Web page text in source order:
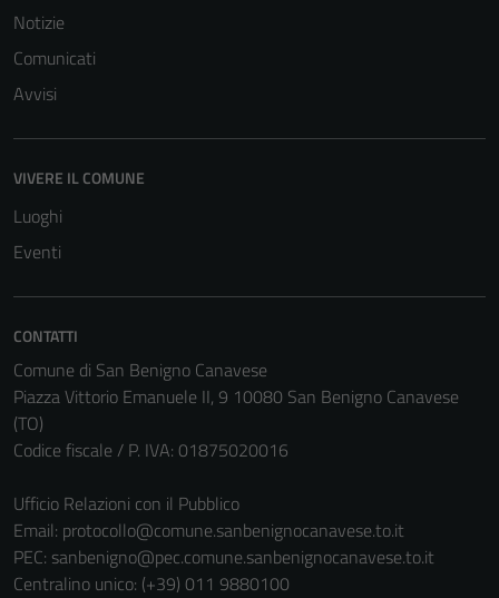
Notizie
Comunicati
Avvisi
VIVERE IL COMUNE
Luoghi
Eventi
CONTATTI
Comune di San Benigno Canavese
Piazza Vittorio Emanuele II, 9 10080 San Benigno Canavese
(TO)
Codice fiscale / P. IVA: 01875020016
Ufficio Relazioni con il Pubblico
Email: protocollo@comune.sanbenignocanavese.to.it
PEC: sanbenigno@pec.comune.sanbenignocanavese.to.it
Centralino unico: (+39) 011 9880100